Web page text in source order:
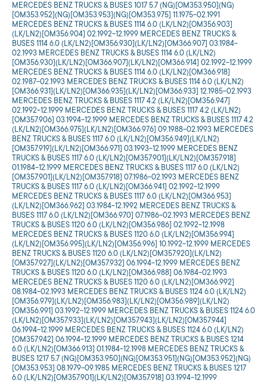
MERCEDES BENZ TRUCKS & BUSES 1017 5.7 (NG)[OM353.950](NG)
[OM353.952](NG)[OM353.953](NG)[OM353.975] 11.1975-02.1991
MERCEDES BENZ TRUCKS & BUSES 1114 6.0 (LK/LN2)[OM356.903]
(LK/LN2)[OM356.904] 02.1992-12.1999 MERCEDES BENZ TRUCKS &
BUSES 1114 6.0 (LK/LN2)[OM356.930](LK/LN2)[OM366.907] 03.1984-
02.1993 MERCEDES BENZ TRUCKS & BUSES 1114 6.0 (LK/LN2)
[OM356.930](LK/LN2)[OM366.907](LK/LN2)[OM366.914] 02.1992-12.1999
MERCEDES BENZ TRUCKS & BUSES 1114 6.0 (LK/LN2)[OM366.918]
02.1987-02.1993 MERCEDES BENZ TRUCKS & BUSES 1114 6.0 (LK/LN2)
[OM366.931](LK/LN2)[OM366.935](LK/LN2)[OM366.933] 12.1985-02.1993
MERCEDES BENZ TRUCKS & BUSES 1117 4.2 (LK/LN2)[OM356.947]
02.1992-12.1999 MERCEDES BENZ TRUCKS & BUSES 1117 4.2 (LK/LN2)
[OM357.906] 03.1994-12.1999 MERCEDES BENZ TRUCKS & BUSES 1117 4.2
(LK/LN2)[OM366.975](LK/LN2)[OM366.976] 09.1988-02.1993 MERCEDES
BENZ TRUCKS & BUSES 1117 6.0 (LK/LN2)[OM356.949](LK/LN2)
[OM357.919](LK/LN2)[OM366.971] 03.1993-12.1999 MERCEDES BENZ
TRUCKS & BUSES 1117 6.0 (LK/LN2)[OM357.901](LK/LN2)[OM357.918]
01.1984-12.1999 MERCEDES BENZ TRUCKS & BUSES 1117 6.0 (LK/LN2)
[OM357.901](LK/LN2)[OM357.918] 07.1986-02.1993 MERCEDES BENZ
TRUCKS & BUSES 1117 6.0 (LK/LN2)[OM366.941] 02.1992-12.1999
MERCEDES BENZ TRUCKS & BUSES 1117 6.0 (LK/LN2)[OM366.953]
(LK/LN2)[OM366.962] 03.1984-12.1992 MERCEDES BENZ TRUCKS &
BUSES 1117 6.0 (LK/LN2)[OM366.970] 07.1986-02.1993 MERCEDES BENZ
TRUCKS & BUSES 1120 6.0 (LK/LN2)[OM356.986] 02.1992-12.1998
MERCEDES BENZ TRUCKS & BUSES 1120 6.0 (LK/LN2)[OM356.994]
(LK/LN2)[OM356.995](LK/LN2)[OM356.996] 10.1992-12.1999 MERCEDES
BENZ TRUCKS & BUSES 1120 6.0 (LK/LN2)[OM357.920](LK/LN2)
[OM357.927](LK/LN2)[OM357.932] 06.1994-12.1999 MERCEDES BENZ
TRUCKS & BUSES 1120 6.0 (LK/LN2)[OM366.988] 06.1984-02.1993
MERCEDES BENZ TRUCKS & BUSES 1120 6.0 (LK/LN2)[OM366.992]
08.1984-02.1993 MERCEDES BENZ TRUCKS & BUSES 1124 6.0 (LK/LN2)
[OM356.979](LK/LN2)[OM356.983](LK/LN2)[OM356.989](LK/LN2)
[OM356.991] 03.1992-12.1999 MERCEDES BENZ TRUCKS & BUSES 1124 6.0
(LK/LN2)[OM357.933](LK/LN2)[OM357.943](LK/LN2)[OM357.944]
06.1994-12.1999 MERCEDES BENZ TRUCKS & BUSES 1124 6.0 (LK/LN2)
[OM357.942] 06.1994-12.1999 MERCEDES BENZ TRUCKS & BUSES 1214
6.0 (LK/LN2)[OM366.913] 01.1984-12.1998 MERCEDES BENZ TRUCKS &
BUSES 1217 5.7 (NG)[OM353.950](NG)[OM353.951](NG)[OM353.952](NG)
[OM353.953] 08.1979-09.1985 MERCEDES BENZ TRUCKS & BUSES 1217
6.0 (LK/LN2)[OM357.901](LK/LN2)[OM357.918] 03.1994-12.1999